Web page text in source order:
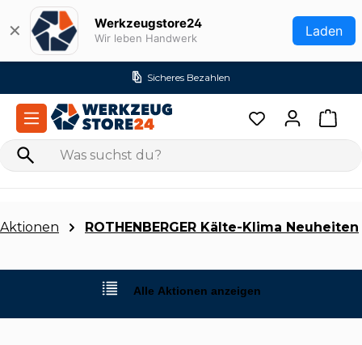
Zum Hauptinhalt springen
✕ Werkzeugstore24
Wir leben Handwerk Laden
Aktionen ROTHENBERGER Kälte-Klima Neuheiten
Alle Aktionen anzeigen